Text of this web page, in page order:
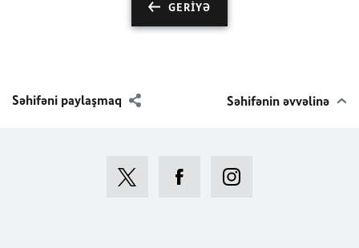
GERIYƏ
Səhifəni paylaşmaq Səhifənin əvvəlinə